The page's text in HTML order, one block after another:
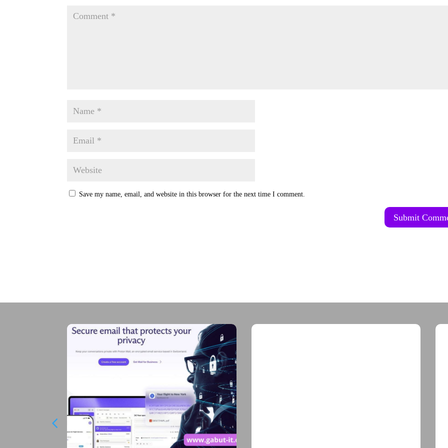
Save my name, email, and website in this browser for the next time I comment.
Submit